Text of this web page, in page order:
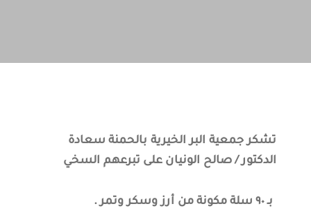
تشكر جمعية البر الخيرية بالحمنة سعادة
الدكتور / صالح الونيان على تبرعهم السخي
بـ ٩٠ سلة مكونة من أرز وسكر وتمر .